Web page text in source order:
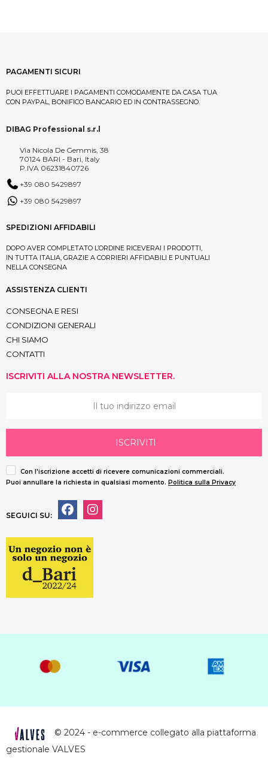
PAGAMENTI SICURI
PUOI EFFETTUARE I PAGAMENTI COMODAMENTE DA CASA TUA
CON PAYPAL, BONIFICO BANCARIO ED IN CONTRASSEGNO.
DIBAG Professional s.r.l
Via Nicola De Gemmis, 38
70124 BARI - Bari, Italy
P.IVA 06231840726
+39 080 5429897
+39 080 5429897
SPEDIZIONI AFFIDABILI
DOPO AVER COMPLETATO L’ORDINE RICEVERAI I PRODOTTI,
IN TUTTA ITALIA, GRAZIE A CORRIERI AFFIDABILI E PUNTUALI
NELLA CONSEGNA
ASSISTENZA CLIENTI
CONSEGNA E RESI
CONDIZIONI GENERALI
CHI SIAMO
CONTATTI
ISCRIVITI ALLA NOSTRA NEWSLETTER.
ISCRIVITI
Con l'iscrizione accetti di ricevere comunicazioni commerciali.
Puoi annullare la richiesta in qualsiasi momento. Politica sulla Privacy
SEGUICI SU:
© 2024 - e-commerce collegato alla piattaforma
gestionale VALVES